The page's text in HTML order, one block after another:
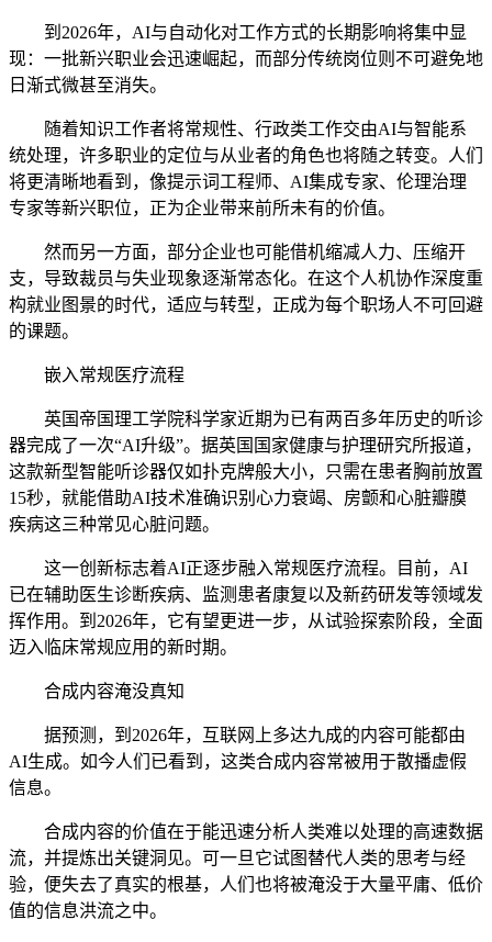
到2026年，AI与自动化对工作方式的长期影响将集中显
现：一批新兴职业会迅速崛起，而部分传统岗位则不可避免地
日渐式微甚至消失。
随着知识工作者将常规性、行政类工作交由AI与智能系
统处理，许多职业的定位与从业者的角色也将随之转变。人们
将更清晰地看到，像提示词工程师、AI集成专家、伦理治理
专家等新兴职位，正为企业带来前所未有的价值。
然而另一方面，部分企业也可能借机缩减人力、压缩开
支，导致裁员与失业现象逐渐常态化。在这个人机协作深度重
构就业图景的时代，适应与转型，正成为每个职场人不可回避
的课题。
嵌入常规医疗流程
英国帝国理工学院科学家近期为已有两百多年历史的听诊
器完成了一次“AI升级”。据英国国家健康与护理研究所报道，
这款新型智能听诊器仅如扑克牌般大小，只需在患者胸前放置
15秒，就能借助AI技术准确识别心力衰竭、房颤和心脏瓣膜
疾病这三种常见心脏问题。
这一创新标志着AI正逐步融入常规医疗流程。目前，AI
已在辅助医生诊断疾病、监测患者康复以及新药研发等领域发
挥作用。到2026年，它有望更进一步，从试验探索阶段，全面
迈入临床常规应用的新时期。
合成内容淹没真知
据预测，到2026年，互联网上多达九成的内容可能都由
AI生成。如今人们已看到，这类合成内容常被用于散播虚假
信息。
合成内容的价值在于能迅速分析人类难以处理的高速数据
流，并提炼出关键洞见。可一旦它试图替代人类的思考与经
验，便失去了真实的根基，人们也将被淹没于大量平庸、低价
值的信息洪流之中。